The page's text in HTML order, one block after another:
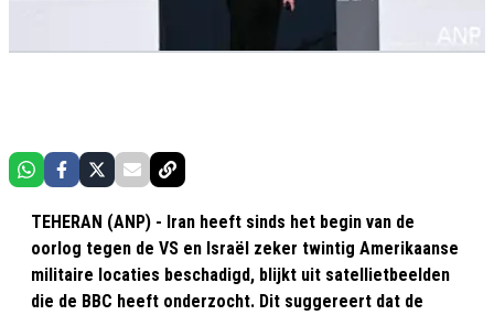
TEHERAN (ANP) - Iran heeft sinds het begin van de
oorlog tegen de VS en Israël zeker twintig Amerikaanse
militaire locaties beschadigd, blijkt uit satellietbeelden
die de BBC heeft onderzocht. Dit suggereert dat de